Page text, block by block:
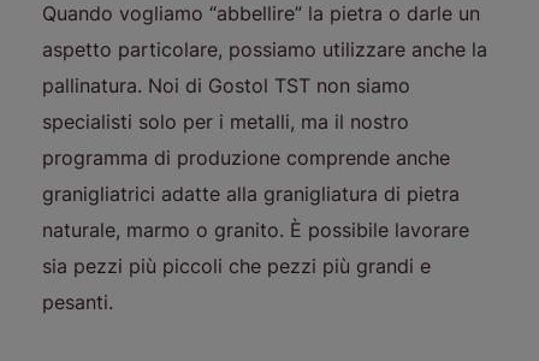
Quando vogliamo “abbellire” la pietra o darle un
aspetto particolare, possiamo utilizzare anche la
pallinatura. Noi di Gostol TST non siamo
specialisti solo per i metalli, ma il nostro
programma di produzione comprende anche
granigliatrici adatte alla granigliatura di pietra
naturale, marmo o granito. È possibile lavorare
sia pezzi più piccoli che pezzi più grandi e
pesanti.